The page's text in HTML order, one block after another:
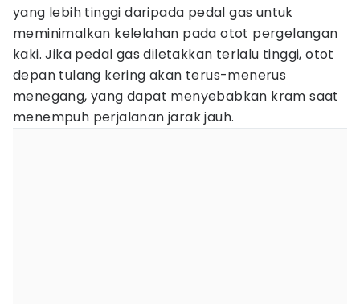
yang lebih tinggi daripada pedal gas untuk
meminimalkan kelelahan pada otot pergelangan
kaki. Jika pedal gas diletakkan terlalu tinggi, otot
depan tulang kering akan terus-menerus
menegang, yang dapat menyebabkan kram saat
menempuh perjalanan jarak jauh.